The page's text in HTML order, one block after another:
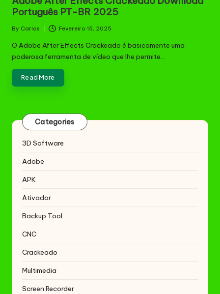
Português PT-BR 2025
Posted
by
By Carlos Fevereiro 15, 2025
O Adobe After Effects Crackeado é basicamente uma
poderosa ferramenta de vídeo que lhe permite…
Read More
Categories
3D Software
Adobe
APK
Ativador
Backup Tool
CNC
Crackeado
Multimedia
Screen Recorder